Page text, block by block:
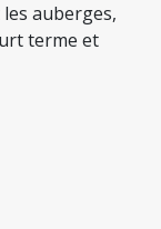
auberges,
terme et